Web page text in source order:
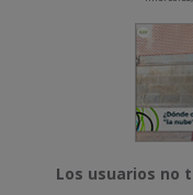
Los usuarios no